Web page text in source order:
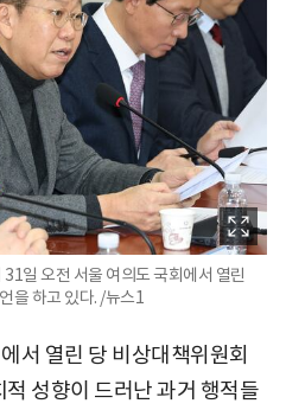
일 오전 서울 여의도 국회에서 열린
을 하고 있다. /뉴스1
서 열린 당 비상대책위원회
성향이 드러난 과거 행적들